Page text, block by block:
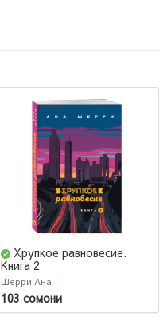
Хрупкое равновесие.
Книга 2
Шерри Ана
103 сомони